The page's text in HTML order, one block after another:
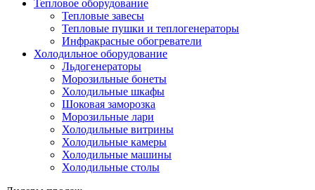
Тепловое оборудование
Тепловые завесы
Тепловые пушки и теплогенераторы
Инфракрасные обогреватели
Холодильное оборудование
Льдогенераторы
Морозильные бонеты
Холодильные шкафы
Шоковая заморозка
Морозильные лари
Холодильные витрины
Холодильные камеры
Холодильные машины
Холодильные столы